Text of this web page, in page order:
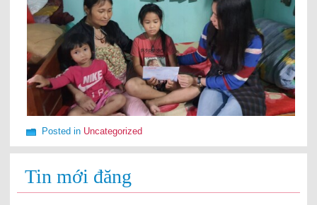
Posted in Uncategorized
Tin mới đăng